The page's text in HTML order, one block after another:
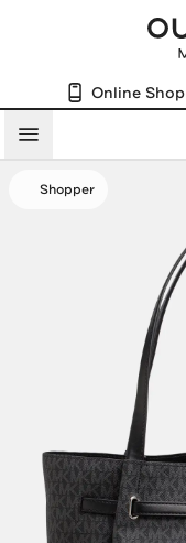
Online Shop
Menü
Shopper